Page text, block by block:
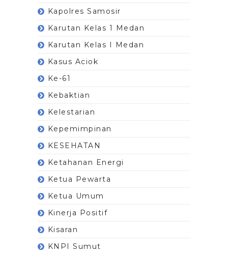
Kapolres Samosir
Karutan Kelas 1 Medan
Karutan Kelas I Medan
Kasus Aciok
Ke-61
Kebaktian
Kelestarian
Kepemimpinan
KESEHATAN
Ketahanan Energi
Ketua Pewarta
Ketua Umum
Kinerja Positif
Kisaran
KNPI Sumut